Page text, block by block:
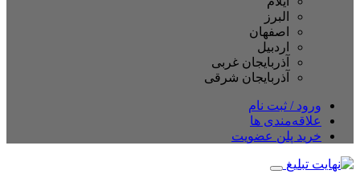
البرز
اصفهان
اردبیل
آذربایجان غربی
آذربایجان شرقی
ورود / ثبت نام
علاقه‌مندی ها
خرید پلن عضویت